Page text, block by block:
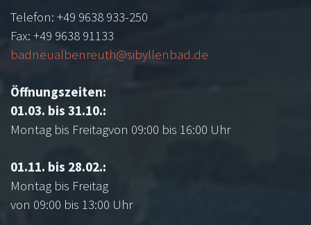
Telefon: +49 9638 933-250
Fax: +49 9638 91133
badneualbenreuth@sibyllenbad.de
Öffnungszeiten:
01.03. bis 31.10.:
Montag bis Freitagvon 09:00 bis 16:00 Uhr
01.11. bis 28.02.:
Montag bis Freitag
von 09:00 bis 13:00 Uhr